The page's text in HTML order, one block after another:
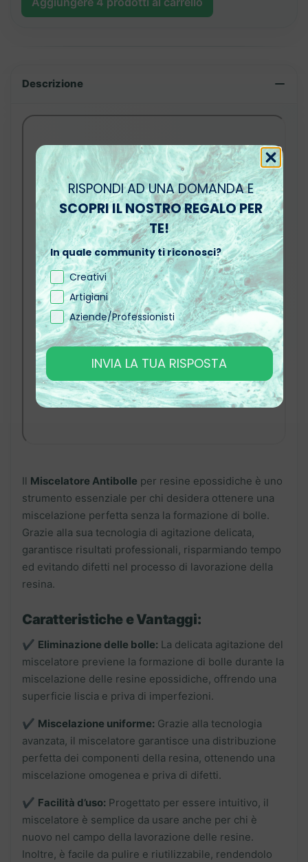
Descrizione
Il Miscelatore Antibolle per resine epossidiche è uno
strumento essenziale per chi desidera ottenere una
miscelazione perfetta senza la formazione di bolle.
Grazie alla sua tecnologia di agitazione delicata,
garantisce risultati professionali, risparmiando tempo
ed evitando difetti nel processo di lavorazione della
resina.
Caratteristiche e Vantaggi:
✔️ Eliminazione delle bolle: La delicata agitazione del
miscelatore previene la formazione di bolle durante la
miscelazione delle resine epossidiche, offrendo una
superficie liscia e priva di imperfezioni.
✔️ Miscelazione uniforme: Grazie alla tecnologia
avanzata, il miscelatore garantisce una distribuzione
perfetta dei componenti della resina, ottenendo una
miscelazione omogenea e priva di difetti.
✔️ Facilità d’uso: Progettato per essere intuitivo, il
miscelatore è semplice da usare anche per chi è
nuovo nel campo della lavorazione delle resine.
Inoltre, è facile da pulire e riutilizzabile, rendendolo
RISPONDI AD UNA DOMANDA E
SCOPRI IL NOSTRO REGALO PER
TE!
In quale community ti riconosci?
Creativi
Artigiani
Aziende/Professionisti
INVIA LA TUA RISPOSTA